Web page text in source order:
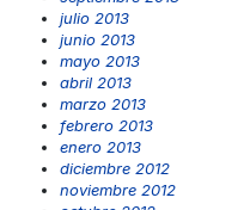
julio 2013
junio 2013
mayo 2013
abril 2013
marzo 2013
febrero 2013
enero 2013
diciembre 2012
noviembre 2012